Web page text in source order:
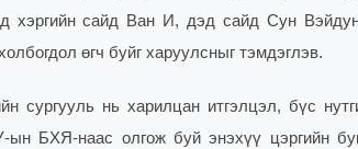
хэргийн сайд Ван И, дэд сайд Сун
өгч буйг харуулсныг тэмдэглэв.
сургууль нь харилцан итгэлцэл, бүс
ын БХЯ-наас олгож буй энэхүү цэргийн